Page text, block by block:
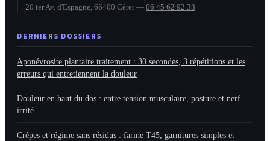
20 ter Av. d'Espagne, 66400 Céret — 06 45 62 92 38
DERNIERS DOSSIERS
Aponévrosite plantaire traitement : 30 secondes, 3 répétitions et les
erreurs qui entretiennent la douleur
Douleur en haut du dos : entre tension musculaire, posture et nerf
irrité
Crêpes et régime sans résidus : farine T45, garnitures simples et